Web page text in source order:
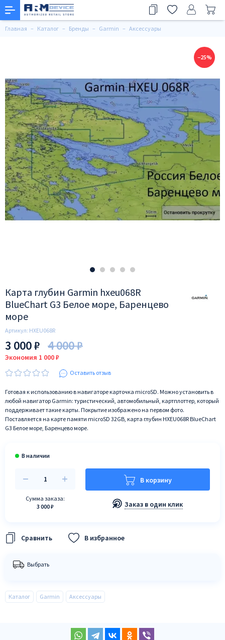
Главная Каталог Бренды Garmin Аксессуары
−25%
Карта глубин Garmin hxeu068R
BlueChart G3 Белое море, Баренцево
море
Артикул: HXEU068R
3 000 ₽ 4 000 ₽
Экономия 1 000 ₽
Оставить отзыв
Готовая к использованию в навигаторе карточка microSD. Можно установить в
любой навигатор Garmin: туристический, автомобильный, картплоттер, который
поддерживает такие карты. Покрытие изображено на первом фото.
Поставляется на карте памяти microSD 32GB, карта глубин HXEU068R BlueChart
G3 Белое море, Баренцево море.
Сумма заказа:
3 000 ₽
В корзину
Заказ в один клик
В избранное
Выбрать
Каталог Garmin Аксессуары